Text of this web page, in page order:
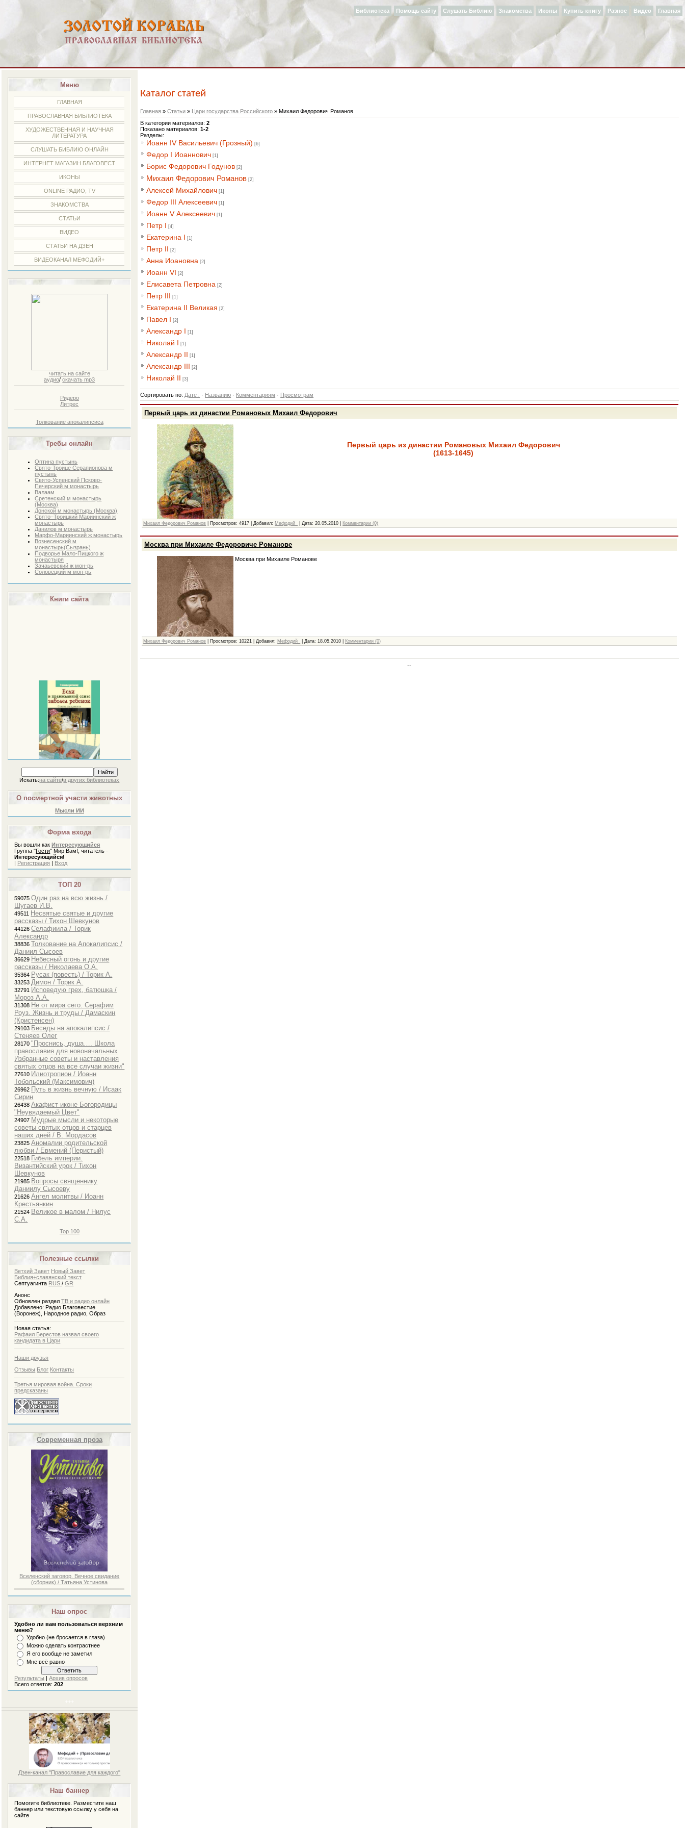
Главная
Видео
Разное
Купить книгу
Иконы
Знакомства
Слушать Библию
Помощь сайту
Библиотека
Меню
ГЛАВНАЯ
ПРАВОСЛАВНАЯ БИБЛИОТЕКА
ХУДОЖЕСТВЕННАЯ И НАУЧНАЯ
ЛИТЕРАТУРА
СЛУШАТЬ БИБЛИЮ ОНЛАЙН
ИНТЕРНЕТ МАГАЗИН БЛАГОВЕСТ
ИКОНЫ
ONLINE РАДИО, TV
ЗНАКОМСТВА
СТАТЬИ
ВИДЕО
СТАТЬИ НА ДЗЕН
ВИДЕОКАНАЛ МЕФОДИЙ+
читать на сайте
аудио/скачать mp3
Ридеро
Литрес
Толкование апокалипсиса
Требы онлайн
Оптина пустынь
Свято-Троице Серапионова м
пустынь
Свято-Успенский Псково-
Печерский м монастырь
Валаам
Сретенский м монастырь
(Москва)
Донской м монастырь (Москва)
Свято–Троицкий Мариинский ж
монастырь
Данилов м монастырь
Марфо-Мариинский ж монастырь
Вознесенский м
монастырь(Сызрань)
Подворье Мало-Пицкого ж
монастыря
Зачаьевский ж мон-рь
Соловецкий м мон-рь
Книги сайта
Если в православной семье
заболел ребенок. Советы
священника./ В. Грозовский
Слова. Духовная борьба / Паисий
Святогорец
Воспитание детей. Отечник №2
Молитва и жизнь / Антоний
Сурожский
Созерцание и размышление /
Феофан Затворник
Простыми словами о тайне
Троицы / Сысоев Даниил
Житие старца Паисия Святогорца
/ Иеромонах Исаак
Молитвы в душевных недугах
Детям о вере / Ганаго Борис
Жизнь равна вечности. Уроки
спасения / Островский К.
Искать:на сайте/в других библиотеках
О посмертной участи животных
Мысли ИИ
Форма входа
Вы вошли как Интересующийся
Группа "Гости" Мир Вам!, читатель -
Интересующийся!
| Регистрация | Вход
ТОП 20
59075Один раз на всю жизнь /
Шугаев И.В.
49511 Несвятые святые и другие
рассказы / Тихон Шевкунов
44126Селафиила / Торик
Александр
38836 Толкование на Апокалипсис /
Даниил Сысоев
36629 Небесный огонь и другие
рассказы / Николаева О.А.
35364 Русак (повесть) / Торик А.
33253 Димон / Торик А.
32791 Исповедую грех, батюшка /
Мороз А.А.
31308 Не от мира сего. Серафим
Роуз. Жизнь и труды / Дамаскин
(Кристенсен)
29103 Беседы на апокалипсис /
Стеняев Олег
28170"Проснись, душа…. Школа
православия для новоначальных
Избранные советы и наставления
святых отцов на все случаи жизни"
27610 Илиотропион / Иоанн
Тобольский (Максимович)
26962 Путь в жизнь вечную / Исаак
Сирин
26438Акафист иконе Богородицы
"Неувядаемый Цвет"
24907 Мудрые мысли и некоторые
советы святых отцов и старцев
наших дней / В. Мордасов
23825Аномалии родительской
любви / Евмений (Перистый)
22518 Гибель империи.
Византийский урок / Тихон
Шевкунов
21985 Вопросы священнику
Даниилу Сысоеву
21626Ангел молитвы / Иоанн
Крестьянкин
21524 Великое в малом / Нилус
С.А.
Top 100
Полезные ссылки
Ветхий Завет Новый Завет
Библия+славянский текст
Септуагинта RUS/GR
Анонс
Обновлен разделТВ и радио онлайн
Добавлено: Радио Благовестие
(Воронеж), Народное радио, Образ
Новая статья:
Рафаил Берестов назвал своего
кандидата в Цари
Наши друзья
Отзывы Блог Контакты
Третья мировая война. Сроки
предсказаны
Современная проза
Вселенский заговор. Вечное свидание
(сборник) / Татьяна Устинова
Наш опрос
Удобно ли вам пользоваться верхним
меню?
Удобно (не бросается в глаза)
Можно сделать контрастнее
Я его вообще не заметил
Мне всё равно
Результаты |Архив опросов
Всего ответов:202
Дзен-канал "Православие для каждого"
Наш баннер
Помогите библиотеке. Разместите наш
баннер или текстовую ссылку у себя на
сайте
Каталог статей
Главная »Статьи » Цари государства Российского » Михаил Федорович Романов
В категории материалов:2
Показано материалов:1-2
Разделы:
Иоанн IV Васильевич (Грозный) [6]
Федор I Иоаннович [1]
Борис Федорович Годунов [2]
Михаил Федорович Романов [2]
Алексей Михайлович [1]
Федор III Алексеевич [1]
Иоанн V Алексеевич [1]
Петр I [4]
Екатерина I [1]
Петр II [2]
Анна Иоановна [2]
Иоанн VI [2]
Елисавета Петровна [2]
Петр III [1]
Екатерина II Великая [2]
Павел I [2]
Александр I [1]
Николай I [1]
Александр II [1]
Александр III [2]
Николай II [3]
Сортировать по: Дате · Названию · Комментариям · Просмотрам
Первый царь из династии Романовых Михаил Федорович
Первый царь из династии Романовых Михаил Федорович
(1613-1645)
Михаил Федорович Романов Просмотров: 4917 Добавил: Мефодий_ Дата: 20.05.2010 Комментарии (0)
Москва при Михаиле Федоровиче Романове
Москва при Михаиле Романове
Михаил Федорович Романов Просмотров: 10221 Добавил: Мефодий_ Дата: 18.05.2010 Комментарии (0)
--